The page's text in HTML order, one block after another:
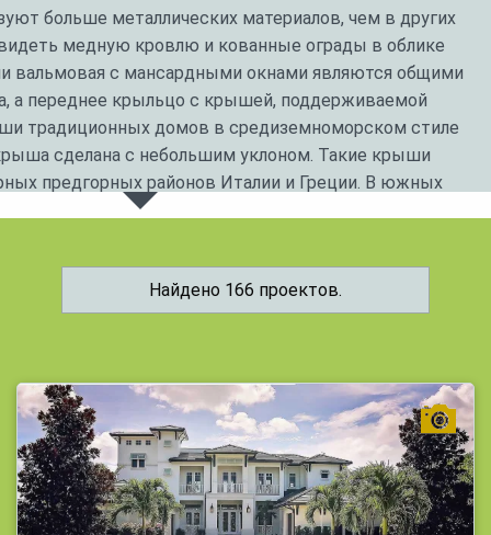
больше металлических материалов, чем в других
медную кровлю и кованные ограды в облике
вальмовая с мансардными окнами являются общими
а переднее крыльцо с крышей, поддерживаемой
традиционных домов в средиземноморском стиле
сделана с небольшим уклоном. Такие крыши
предгорных районов Италии и Греции. В южных
стран чаще можно найти дома с плоской крышей —
света, очень часто передние окна
проемом, напоминающим коттеджи в европейском
быть меньшего размера или большего размера.
и камень являются обычными материалами для
прочной структуры, устойчивой ко многим
многочисленным жилым помещениям и
строительства идеального дома находятся в
Найдено 166 проектов.